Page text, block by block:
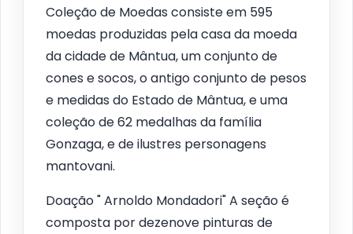
Coleção de Moedas consiste em 595
moedas produzidas pela casa da moeda
da cidade de Mântua, um conjunto de
cones e socos, o antigo conjunto de pesos
e medidas do Estado de Mântua, e uma
coleção de 62 medalhas da família
Gonzaga, e de ilustres personagens
mantovani.
Doação " Arnoldo Mondadori" A seção é
composta por dezenove pinturas de